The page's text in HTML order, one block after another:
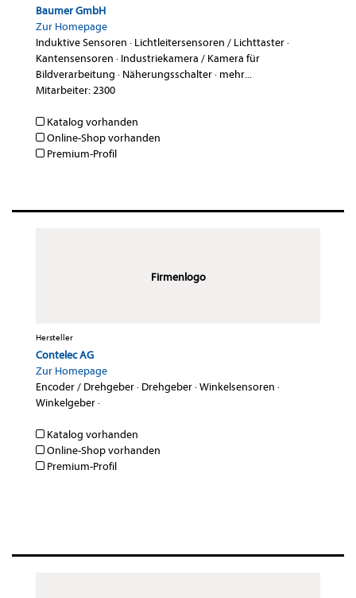
Baumer GmbH
Zur Homepage
Induktive Sensoren · Lichtleitersensoren / Lichttaster·
Kantensensoren · Industriekamera / Kamera für
Bildverarbeitung · Näherungsschalter· mehr...
Mitarbeiter: 2300
Katalog vorhanden
Online-Shop vorhanden
Premium-Profil
Firmenlogo
Hersteller
Contelec AG
Zur Homepage
Encoder / Drehgeber· Drehgeber·Winkelsensoren ·
Winkelgeber·
Katalog vorhanden
Online-Shop vorhanden
Premium-Profil